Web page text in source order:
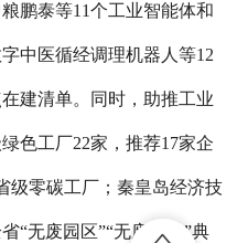
鹏泰等11个工业智能体和
中医循经调理机器人等12
建清单。同时，助推工业
色工厂22家，推荐17家企
级零碳工厂；秦皇岛经济技
“无废园区”“无废企业”典